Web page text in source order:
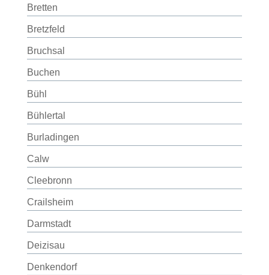
Bretten
Bretzfeld
Bruchsal
Buchen
Bühl
Bühlertal
Burladingen
Calw
Cleebronn
Crailsheim
Darmstadt
Deizisau
Denkendorf